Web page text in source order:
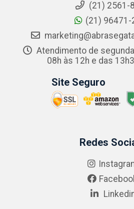
(21) 2561-
(21) 96471-
Atendimento de
08h às 12h e das
Site Seguro
Redes